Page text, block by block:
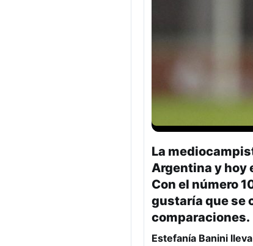
La
Argentina y hoy
Con el número
gustaría que se
comparaciones.
Estefanía Banini